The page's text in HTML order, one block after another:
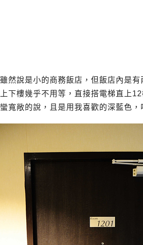
雖然說是小的商務飯店，但飯店內是
上下樓幾乎不用等，直接搭電梯直上
蠻寬敞的說，且是用我喜歡的深藍色，